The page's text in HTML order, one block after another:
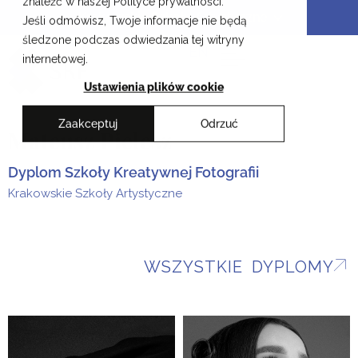
Jeśli odmówisz, Twoje informacje nie będą
śledzone podczas odwiedzania tej witryny
internetowej.
Ustawienia plików cookie
Zaakceptuj Odrzuć
Przejdź
treści
Krakowskie Szkoły Artystyczne
EN
Mateusz Pielesz
Dyplom Szkoły Kreatywnej Fotografii
Krakowskie Szkoły Artystyczne
WSZYSTKIE DYPLOMY